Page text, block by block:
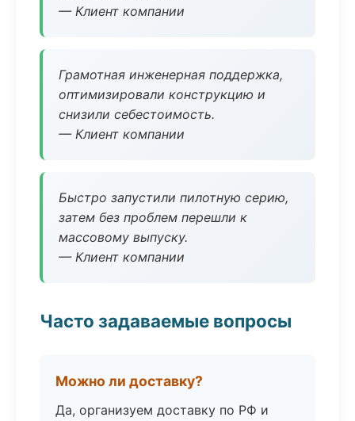
— Клиент компании
Грамотная инженерная поддержка,
оптимизировали конструкцию и
снизили себестоимость.
— Клиент компании
Быстро запустили пилотную серию,
затем без проблем перешли к
массовому выпуску.
— Клиент компании
Часто задаваемые вопросы
Можно ли доставку?
Да, организуем доставку по РФ и